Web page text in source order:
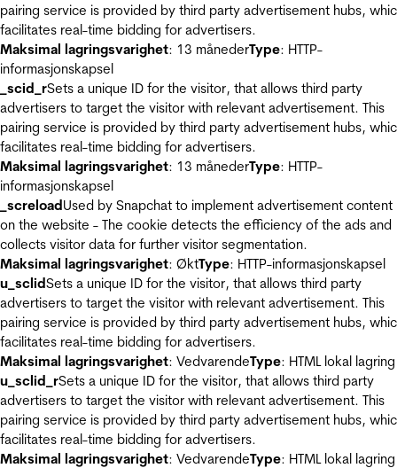
pairing service is provided by third party advertisement hubs,
facilitates real-time bidding for advertisers.
Maksimal lagringsvarighet: 13 månederType: HTTP-
informasjonskapsel
_scid_rSets a unique ID for the visitor, that allows third party
advertisers to target the visitor with relevant advertisement. This
pairing service is provided by third party advertisement hubs,
facilitates real-time bidding for advertisers.
Maksimal lagringsvarighet: 13 månederType: HTTP-
informasjonskapsel
_screloadUsed by Snapchat to implement advertisement content
on the website - The cookie detects the efficiency of the ads and
collects visitor data for further visitor segmentation.
Maksimal lagringsvarighet: ØktType: HTTP-informasjonskapsel
u_sclidSets a unique ID for the visitor, that allows third party
advertisers to target the visitor with relevant advertisement. This
pairing service is provided by third party advertisement hubs,
facilitates real-time bidding for advertisers.
Maksimal lagringsvarighet: VedvarendeType: HTML lokal lagring
u_sclid_rSets a unique ID for the visitor, that allows third party
advertisers to target the visitor with relevant advertisement. This
pairing service is provided by third party advertisement hubs,
facilitates real-time bidding for advertisers.
Maksimal lagringsvarighet: VedvarendeType: HTML lokal lagring